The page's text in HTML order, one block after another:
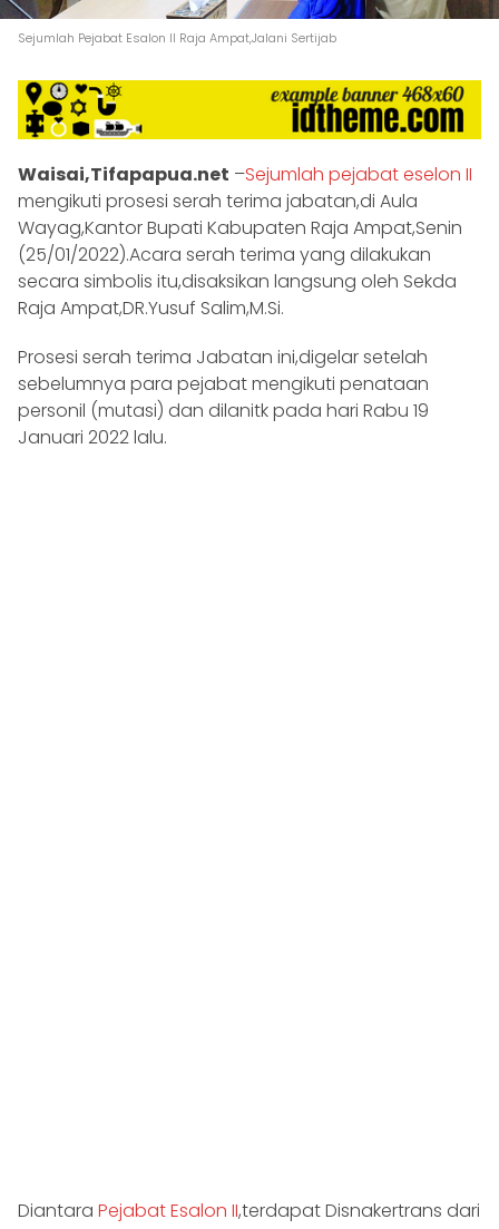
Sejumlah Pejabat Esalon II Raja Ampat,Jalani Sertijab
Waisai,Tifapapua.net –Sejumlah pejabat eselon II
mengikuti prosesi serah terima jabatan,di Aula
Wayag,Kantor Bupati Kabupaten Raja Ampat,Senin
(25/01/2022).Acara serah terima yang dilakukan
secara simbolis itu,disaksikan langsung oleh Sekda
Raja Ampat,DR.Yusuf Salim,M.Si.
Prosesi serah terima Jabatan ini,digelar setelah
sebelumnya para pejabat mengikuti penataan
personil (mutasi) dan dilanitk pada hari Rabu 19
Januari 2022 lalu.
Diantara Pejabat Esalon II,terdapat Disnakertrans dari